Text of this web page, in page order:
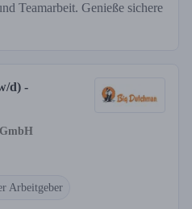
Teamarbeit. Genieße sichere
d) -
Arbeitgeber